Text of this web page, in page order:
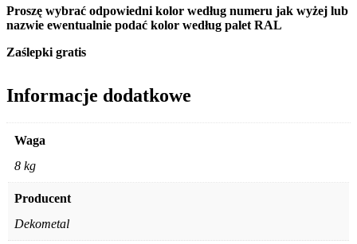
Proszę wybrać odpowiedni kolor według numeru jak wyżej lub
nazwie ewentualnie podać kolor według palet RAL
Zaślepki gratis
Informacje dodatkowe
Waga
8 kg
Producent
Dekometal